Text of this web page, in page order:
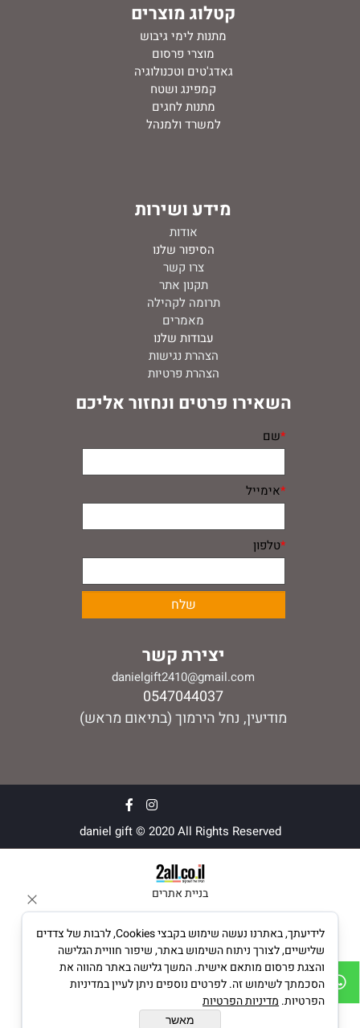
קטלוג מוצרים
מתנות לימי גיבוש
מוצרי פרסום
גאדג'טים וטכנולוגיה
קמפינג ושטח
מתנות לחגים
למשרד ולמנהל
מידע ושירות
אודות
הסיפור שלנו
צרו קשר
תקנון אתר
תרומה לקהילה
מאמרים
עבודות שלנו
הצהרת נגישות
הצהרת פרטיות
השאירו פרטים ונחזור אליכם
*שם
*אימייל
*טלפון
יצירת קשר
danielgift2410@gmail.com
0547044037
מודיעין, נחל הירמוך (בתיאום מראש)
daniel gift © 2020 All Rights Reserved
בניית אתרים
לידיעתך, באתרנו נעשה שימוש בקבצי Cookies, לרבות של צדדים
שלישיים, לצורך ניתוח השימוש באתר, שיפור חוויית הגלישה
והצגת פרסום מותאם אישית. המשך גלישה באתר מהווה את
הסכמתך לשימוש זה. לפרטים נוספים ניתן לעיין במדיניות
הפרטיות. מדיניות הפרטיות
מאשר